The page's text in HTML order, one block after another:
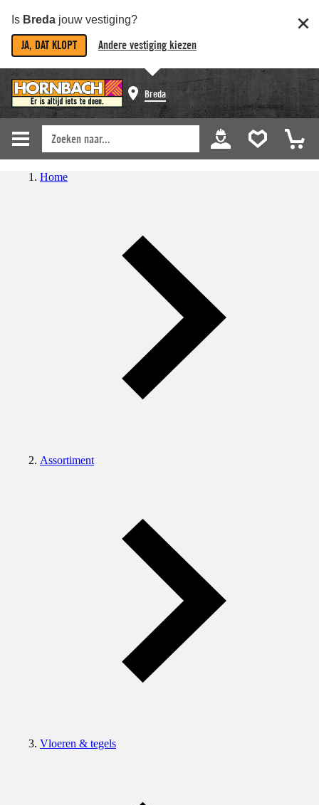
Is Breda jouw vestiging?
JA, DAT KLOPT Andere vestiging kiezen
Breda
Home
Assortiment
Vloeren & tegels